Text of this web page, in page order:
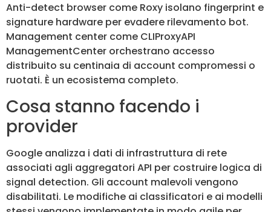
Anti-detect browser come Roxy isolano fingerprint e
signature hardware per evadere rilevamento bot.
Management center come CLIProxyAPI
ManagementCenter orchestrano accesso
distribuito su centinaia di account compromessi o
ruotati. È un ecosistema completo.
Cosa stanno facendo i
provider
Google analizza i dati di infrastruttura di rete
associati agli aggregatori API per costruire logica di
signal detection. Gli account malevoli vengono
disabilitati. Le modifiche ai classificatori e ai modelli